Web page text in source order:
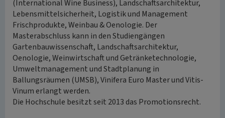
(International Wine Business), Landschaftsarchitektur,
Lebensmittelsicherheit, Logistik und Management
Frischprodukte, Weinbau & Oenologie. Der
Masterabschluss kann in den Studiengängen
Gartenbauwissenschaft, Landschaftsarchitektur,
Oenologie, Weinwirtschaft und Getränketechnologie,
Umweltmanagement und Stadtplanung in
Ballungsräumen (UMSB), Vinifera Euro Master und Vitis-
Vinum erlangt werden.
Die Hochschule besitzt seit 2013 das Promotionsrecht.